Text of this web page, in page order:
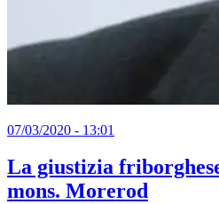
07/03/2020 - 13:01
La giustizia
mons. Morerod